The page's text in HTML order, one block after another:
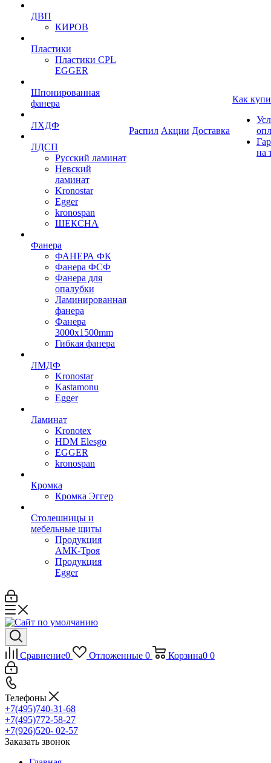
ДВП
КИРОВ
Пластики
Пластики CPL
EGGER
Шпонированная
фанера
ЛХДФ
ЛДСП
Русский ламинат
Невский
ламинат
Kronostar
Egger
kronospan
ШЕКСНА
Фанера
ФАНЕРА ФК
Фанера ФСФ
Фанера для
опалубки
Ламинированная
фанера
Фанера
3000х1500mm
Гибкая фанера
ЛМДФ
Kronostar
Kastamonu
Egger
Ламинат
Kronotex
HDM Elesgo
EGGER
kronospan
Кромка
Кромка Эггер
Столешницы и
мебельные щиты
Продукция
АМК-Троя
Продукция
Egger
Распил Акции Доставка
Как
на
Сравнение0 Отложенные 0 Корзина0 0
Телефоны
+7(495)740-31-68
+7(495)772-58-27
+7(926)520- 02-57
Заказать звонок